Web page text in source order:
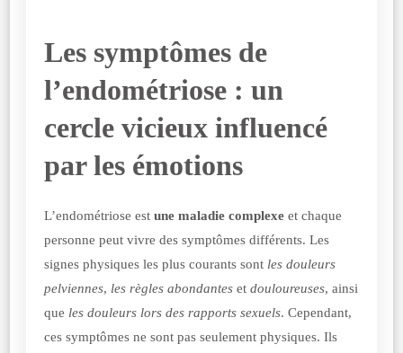
Les symptômes de
l’endométriose : un
cercle vicieux influencé
par les émotions
L’endométriose est une maladie complexe et chaque
personne peut vivre des symptômes différents. Les
signes physiques les plus courants sont les douleurs
pelviennes, les règles abondantes et douloureuses, ainsi
que les douleurs lors des rapports sexuels. Cependant,
ces symptômes ne sont pas seulement physiques. Ils